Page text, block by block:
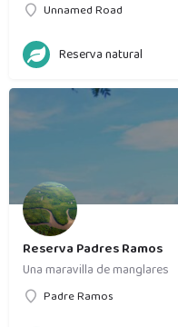
Unnamed Road
Reserva natural
Reserva Padres Ramos
Una maravilla de manglares
Padre Ramos